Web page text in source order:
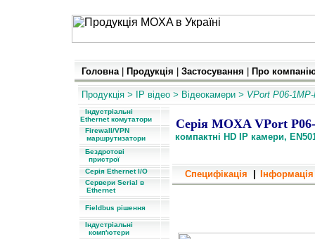
Головна| Продукція Застосування Про
Продукція > IP відео > Відеокамери > VPort P06-
Індустріальні
Ethernet комутатори
Firewall/VPN
маршрутизатори
Бездротові
пристрої
Серія Ethernet I/O
Сервери Serial в
Ethernet
Fieldbus рішення
Індустріальні
комп'ютери
Серія MOXA VPort
компактні HD IP камери,
Специфікація